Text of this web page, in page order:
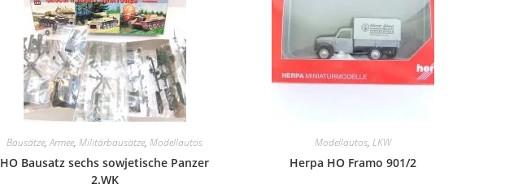
Bausätze,Armee, Militärbausätze, Modellautos
HO Bausatz sechs sowjetische Panzer
2.WK
Modellautos, LKW
Herpa HO Framo 901/2